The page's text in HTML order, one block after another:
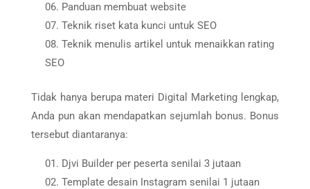
Panduan membuat website
Teknik riset kata kunci untuk SEO
Teknik menulis artikel untuk menaikkan rating
SEO
Tidak hanya berupa materi Digital Marketing lengkap,
Anda pun akan mendapatkan sejumlah bonus. Bonus
tersebut diantaranya:
Djvi Builder per peserta senilai 3 jutaan
Template desain Instagram senilai 1 jutaan